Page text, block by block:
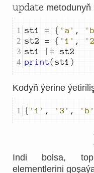
update metodunyň
st1 = { 'a' ,
st2 = { '1' ,
st1 = st2
print( st1 )
Kodyň ýerine
{ '1' , '3' , 'b'
Indi bolsa,
elementlerini